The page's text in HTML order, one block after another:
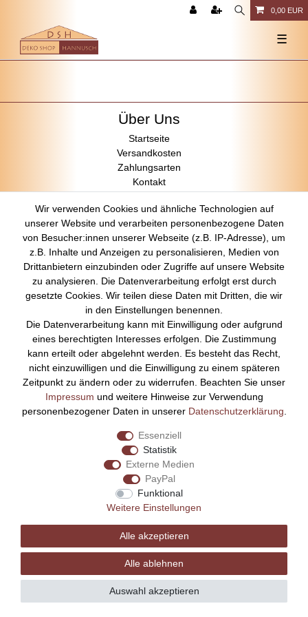
0,00 EUR
☰
Über Uns
Startseite
Versandkosten
Zahlungsarten
Kontakt
Rechtliches
Impressum
AGB
Datenschutz
Widerrufsrecht
Vertrag widerrufen
Bezahlen Sie bequem per
Wir verwenden Cookies und ähnliche Technologien auf
unserer Website und verarbeiten personenbezogene Daten
von Besucher:innen unserer Webseite (z.B. IP-Adresse), um
z.B. Inhalte und Anzeigen zu personalisieren, Medien von
Drittanbietern einzubinden oder Zugriffe auf unsere Website
zu analysieren. Die Datenverarbeitung erfolgt erst durch
gesetzte Cookies. Wir teilen diese Daten mit Dritten, die wir
in den Einstellungen benennen.
Die Datenverarbeitung kann mit Einwilligung oder aufgrund
eines berechtigten Interesses erfolgen. Die Zustimmung
kann erteilt oder abgelehnt werden. Es besteht das Recht,
nicht einzuwilligen und die Einwilligung zu einem späteren
Zeitpunkt zu ändern oder zu widerrufen. Beachten Sie unser
Impressum und weitere Hinweise zur Verwendung
personenbezogener Daten in unserer Daten­schutz­erklärung
Essenziell
Statistik
Externe Medien
PayPal
Funktional
Weitere Einstellungen
Alle akzeptieren
Alle ablehnen
Auswahl akzeptieren